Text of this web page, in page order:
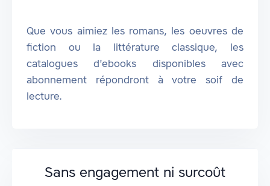
Que vous aimiez les romans, les oeuvres de
fiction ou la littérature classique, les
catalogues d'ebooks disponibles avec
abonnement répondront à votre soif de
lecture.
Sans engagement ni surcoût